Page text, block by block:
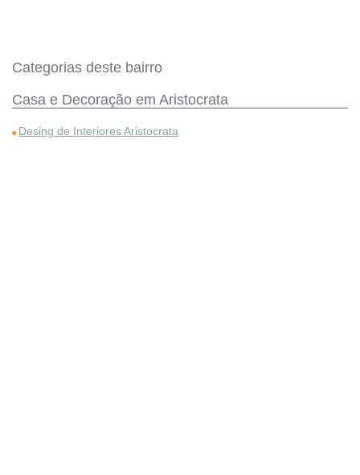
Categorias deste bairro
Casa e Decoração em Aristocrata
Desing de Interiores Aristocrata